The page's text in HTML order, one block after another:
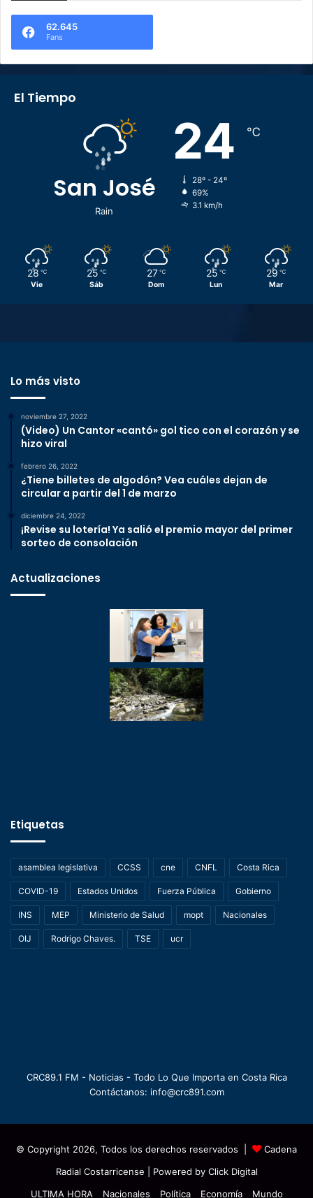
62.645
Fans
El Tiempo
San José
Rain
24 ℃
28º - 24º
69%
3.1 km/h
28 ℃
Vie
25 ℃
Sáb
27 ℃
Dom
25 ℃
Lun
29 ℃
Mar
Lo más visto
noviembre 27, 2022
(Video) Un Cantor «cantó» gol tico con el corazón y se
hizo viral
febrero 26, 2022
¿Tiene billetes de algodón? Vea cuáles dejan de
circular a partir del 1 de marzo
diciembre 24, 2022
¡Revise su lotería! Ya salió el premio mayor del primer
sorteo de consolación
Actualizaciones
Etiquetas
asamblea legislativa CCSS cne CNFL Costa Rica
COVID-19 Estados Unidos Fuerza Pública Gobierno
INS MEP Ministerio de Salud mopt Nacionales
OIJ Rodrigo Chaves. TSE ucr
CRC89.1 FM - Noticias - Todo Lo Que Importa en Costa Rica
Contáctanos: info@crc891.com
© Copyright 2026, Todos los derechos reservados |
Cadena
Radial Costarricense | Powered by Click Digital
ULTIMA HORA
Nacionales Política Economía Mundo